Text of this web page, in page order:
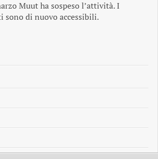
Muut ha sospeso l’attività. I
sono di nuovo accessibili.